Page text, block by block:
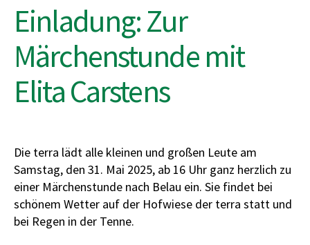
Einladung: Zur
Märchenstunde mit
Elita Carstens
Die terra lädt alle kleinen und großen Leute am
Samstag, den 31. Mai 2025, ab 16 Uhr ganz herzlich zu
einer Märchenstunde nach Belau ein. Sie findet bei
schönem Wetter auf der Hofwiese der terra statt und
bei Regen in der Tenne.